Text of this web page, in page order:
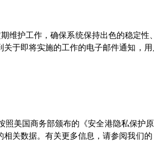
维护工作，确保系统保持出色的稳定
于即将实施的工作的电子邮件通知，
美国商务部颁布的《安全港隐私保护
关数据。有关更多信息，请参阅我们